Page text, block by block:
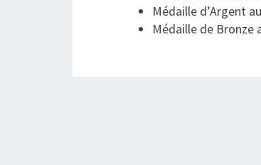
Médaille d’Argent
Médaille de Bronze